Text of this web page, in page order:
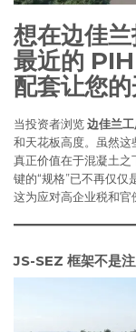
想在边佳
最近的
配套让您
当投资者浏览边佳兰
和天花板高度。虽然这
真正价值在于混凝土
键的“规格”已不再仅仅
这为应对高企业税和官
JS-SEZ 框架不是